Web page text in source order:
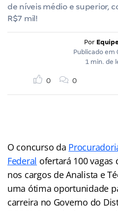
de níveis médio e superior,
R$7 mil!
Por
Publicado em
1 min. de
0 0
O concurso da
Federal ofertará 100
nos cargos de Analista e
uma ótima oportunidade
carreira no Governo do